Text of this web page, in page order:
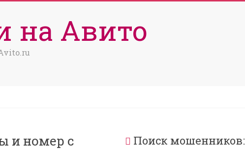
на Авито
и номер с
Поиск мошенников: